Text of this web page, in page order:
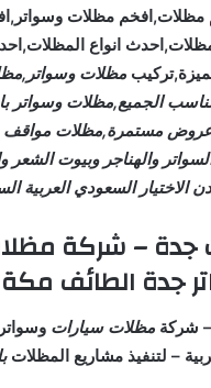
مظلات,افخم مظلات
انواع
مظلات
الجميع,مظلات وسواتر
مستمرة,مظلات مواقف
والهناجر وبيوت الشعر
الاختيار السعودي العربية
جدة – شركة
جدة الطائف مكة
شركة مظلات سيارات
– لتنفيذ مشاريع المظلات